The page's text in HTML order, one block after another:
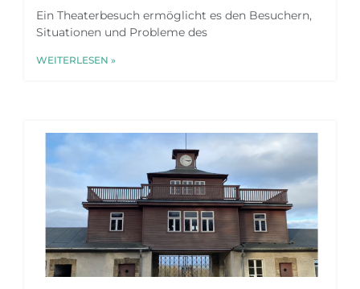
Ein Theaterbesuch ermöglicht es den Besuchern,
Situationen und Probleme des
WEITERLESEN »